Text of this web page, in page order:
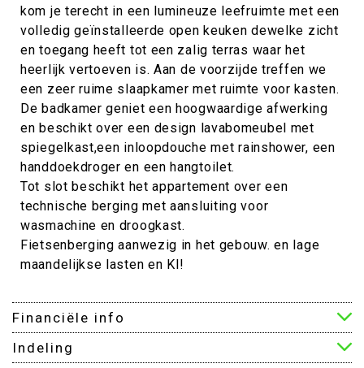
kom je terecht in een lumineuze leefruimte met een
volledig geïnstalleerde open keuken dewelke zicht
en toegang heeft tot een zalig terras waar het
heerlijk vertoeven is. Aan de voorzijde treffen we
een zeer ruime slaapkamer met ruimte voor kasten.
De badkamer geniet een hoogwaardige afwerking
en beschikt over een design lavabomeubel met
spiegelkast,een inloopdouche met rainshower, een
handdoekdroger en een hangtoilet.
Tot slot beschikt het appartement over een
technische berging met aansluiting voor
wasmachine en droogkast.
Fietsenberging aanwezig in het gebouw. en lage
maandelijkse lasten en KI!
Financiële info
Indeling